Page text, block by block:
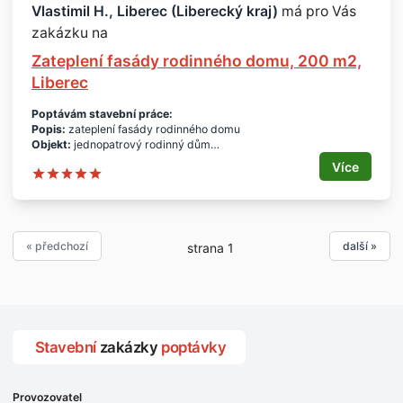
Termín realizace: II.Q.2016
Lokalita: okres Praha - východ
Odhadovaná cena:
Děkuji za nabídky.
Vlastimil H., Liberec (Liberecký kraj) má pro Vás
zakázku na
Zateplení fasády rodinného domu, 200 m2,
Liberec
Poptávám stavební práce:
Popis: zateplení fasády rodinného domu
Objekt: jednopatrový rodinný dům
Plocha:cca 200 m2
Profil poptávajícího:
Děkuji za nabídky.
Více
« předchozí strana 1 další »
Stavební zakázky poptávky
Provozovatel